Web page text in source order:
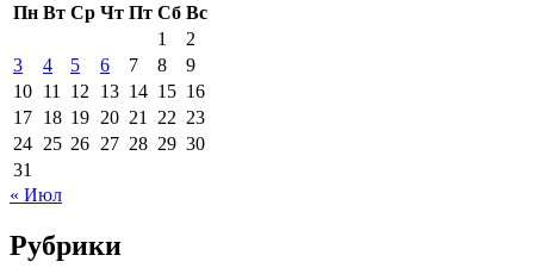
Пн Вт Ср Чт Пт Сб Вс
1
2
3
4 5 6 7 8
9
10 11 12 13 14 15 16
17 18 19 20 21 22 23
24 25 26 27 28 29 30
31
« Июл
Рубрики